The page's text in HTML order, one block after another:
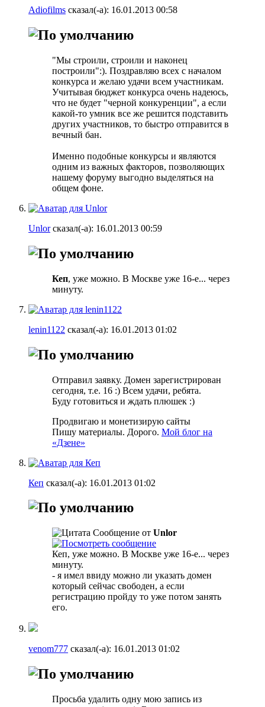
Adiofilms сказал(-а): 16.01.2013 00:58
"Мы строили, строили и наконец
построили":). Поздравляю всех с началом
конкурса и желаю удачи всем участникам.
Учитывая бюджет конкурса очень надеюсь,
что не будет "черной конкуренции", а если
какой-то умник все же решится подставить
других участников, то быстро отправится в
вечный бан.
Именно подобные конкурсы и являются
одним из важных факторов, позволяющих
нашему форуму выгодно выделяться на
общем фоне.
Unlorсказал(-а): 16.01.2013 00:59
Кеп, уже можно. В Москве уже 16-е... через
минуту.
lenin1122 сказал(-а): 16.01.2013 01:02
Отправил заявку. Домен зарегистрирован
сегодня, т.е. 16 :) Всем удачи, ребята.
Буду готовиться и ждать плюшек :)
Продвигаю и монетизирую сайты
Пишу материалы. Дорого. Мой блог на
«Дзене»
Кеп сказал(-а): 16.01.2013 01:02
Сообщение от Unlor
Кеп, уже можно. В Москве уже 16-е... через
минуту.
- я имел ввиду можно ли указать домен
который сейчас свободен, а если
регистрацию пройду то уже потом занять
его.
venom777 сказал(-а): 16.01.2013 01:02
Просьба удалить одну мою запись из